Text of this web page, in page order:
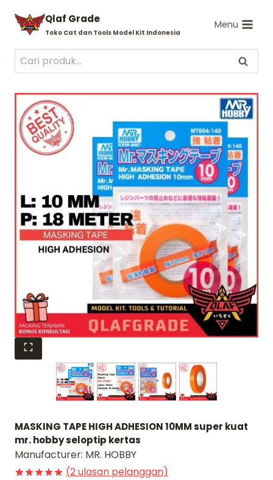
content
Qlaf Grade
Toko Cat dan Tools Model Kit Indonesia
Menu
Pencarian
untuk:
Cari
MASKING TAPE HIGH ADHESION 10MM super kuat
mr. hobby seloptip kertas
Manufacturer: MR. HOBBY
(2ulasan pelanggan)